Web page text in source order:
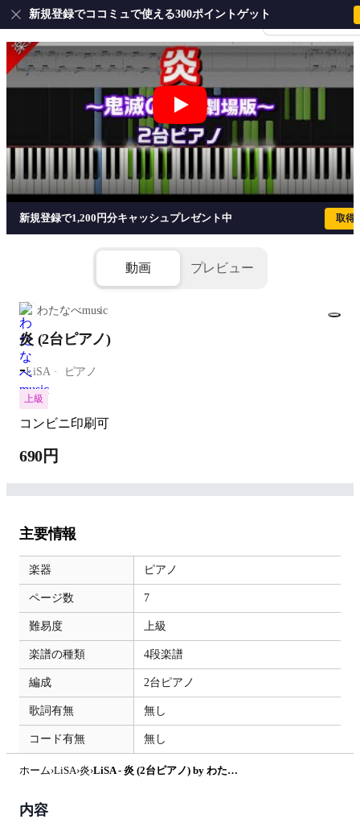
会員登録・ログイ
新規登録でココミュで使える300ポイントゲット
炎 (2台ピアノ) - LiSA
新規登録で1,200円分キャッシュプレゼント中 取得
動画 プレビュー
わたなべmusic
炎 (2台ピアノ)
-LiSA ピアノ
上級
コンビニ印刷可
690円
主要情報
楽器 ピアノ
ページ数 7
難易度 上級
楽譜の種類 4段楽譜
編成 2台ピアノ
歌詞有無 無し
コード有無 無し
ホーム›LiSA›炎› LiSA - 炎 (2台ピアノ) by わたなべももこ
内容